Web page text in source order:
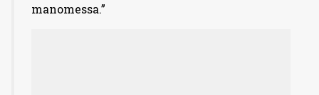
manomessa.”